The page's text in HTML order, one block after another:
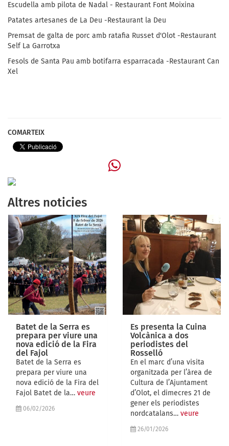
Escudella amb pilota de Nadal - Restaurant Font Moixina
Patates artesanes de La Deu -Restaurant la Deu
Premsat de galta de porc amb ratafia Russet d'Olot -Restaurant
Self La Garrotxa
Fesols de Santa Pau amb botifarra esparracada -Restaurant Can
Xel
COMARTEIX
Altres noticies
Batet de la Serra es
prepara per viure una
nova edició de la Fira
del Fajol
Batet de la Serra es
prepara per viure una
nova edició de la Fira del
Fajol Batet de la… veure
06/02/2026
Es presenta la Cuina
Volcànica a dos
periodistes del
Rosselló
En el marc d’una visita
organitzada per l’àrea de
Cultura de l’Ajuntament
d’Olot, el dimecres 21 de
gener els periodistes
nordcatalans… veure
26/01/2026